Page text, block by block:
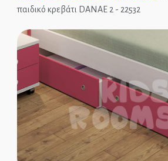
Παιδικά Κρεβάτια
Παιδικές Κουκέτες
Παιδικοί Καναπέδες
Παιδικές Βιβλιοθήκες
Παιδικές Ντουλάπες
Παιδικά Γραφεία
παιδικό κρεβάτι DANAE 2 - 22532